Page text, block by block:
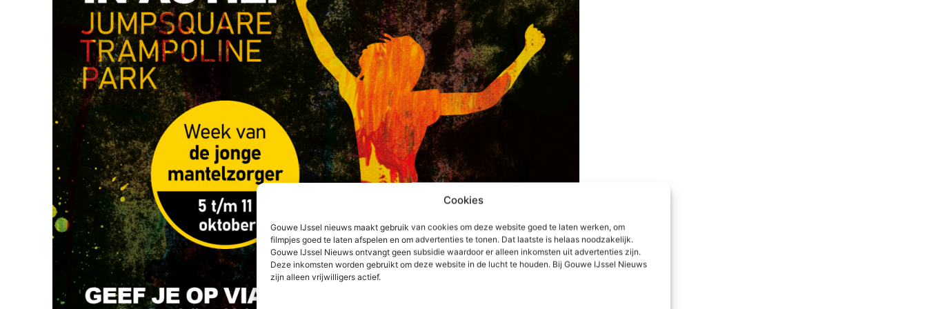
Cookies
Gouwe IJssel nieuws maakt gebruik van cookies om deze website goed te laten werken, om
filmpjes goed te laten afspelen en om advertenties te tonen. Dat laatste is helaas noodzakelijk.
Gouwe IJssel Nieuws ontvangt geen subsidie waardoor er alleen inkomsten uit advertenties zijn.
Deze inkomsten worden gebruikt om deze website in de lucht te houden. Bij Gouwe IJssel Nieuws
zijn alleen vrijwilligers actief.